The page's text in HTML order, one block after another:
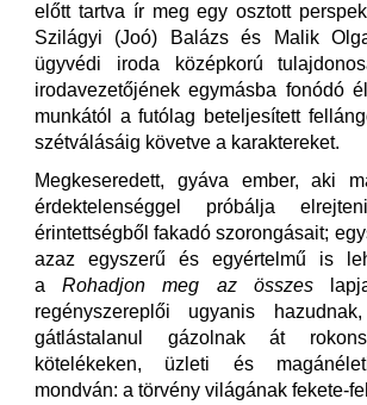
előtt tartva ír meg egy osztott
Szilágyi (Joó) Balázs és Malik
ügyvédi iroda középkorú
irodavezetőjének egymásba fonódó
munkától a futólag beteljesített
szétválásáig követve a karaktereket.
Megkeseredett, gyáva ember, aki
érdektelenséggel próbálja
érintettségből fakadó szorongásait;
azaz egyszerű és egyértelmű is
aRohadjon meg az összes
regényszereplői ugyanis
gátlástalanul gázolnak át
kötelékeken, üzleti és
mondván: a törvény világának fekete-